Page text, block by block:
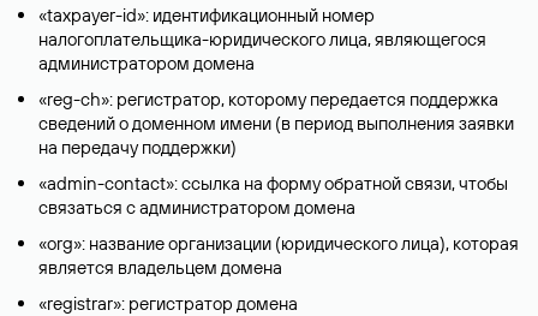
«taxpayer-id»: идентификационный номер
налогоплательщика-юридического лица, являющегося
администратором домена
«reg-ch»: регистратор, которому передается поддержка
сведений о доменном имени (в период выполнения заявки
на передачу поддержки)
«admin-contact»: ссылка на форму обратной связи, чтобы
связаться с администратором домена
«org»: название организации (юридического лица), которая
является владельцем домена
«registrar»: регистратор домена